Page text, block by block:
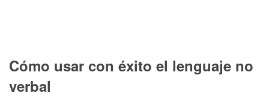
Cómo usar con éxito el lenguaje no
verbal